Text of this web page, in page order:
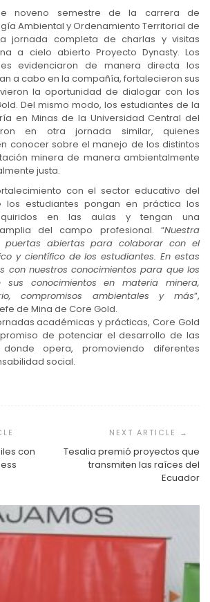
noveno semestre de la carrera de
Ambiental y Ordenamiento Territorial de
jornada completa de charlas y visitas
a cielo abierto Proyecto Dynasty. Los
evidenciaron de manera directa los
a cabo en la compañía, fortalecieron sus
la oportunidad de dialogar con los
Del mismo modo, los estudiantes de la
en Minas de la Universidad Central del
en otra jornada similar, quienes
conocer sobre el manejo de los distintos
minera de manera ambientalmente
justa.
con el sector educativo del
los estudiantes pongan en práctica los
en las aulas y tengan una
del campo profesional. “Nuestra
puertas abiertas para colaborar con el
y científico de los estudiantes. En estas
con nuestros conocimientos para que los
sus conocimientos en materia minera,
compromisos ambientales y más”,
de Mina de Core Gold.
académicas y prácticas, Core Gold
de potenciar el desarrollo de las
opera, promoviendo diferentes
social.
con
Tesalia premió proyectos que
transmiten las raíces del
Ecuador